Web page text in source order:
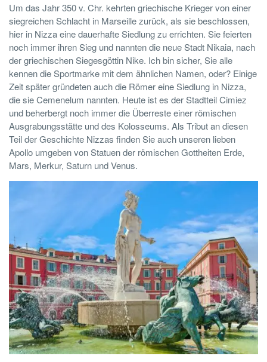
Um das Jahr 350 v. Chr. kehrten griechische Krieger von einer
siegreichen Schlacht in Marseille zurück, als sie beschlossen,
hier in Nizza eine dauerhafte Siedlung zu errichten. Sie feierten
noch immer ihren Sieg und nannten die neue Stadt Nikaia, nach
der griechischen Siegesgöttin Nike. Ich bin sicher, Sie alle
kennen die Sportmarke mit dem ähnlichen Namen, oder? Einige
Zeit später gründeten auch die Römer eine Siedlung in Nizza,
die sie Cemenelum nannten. Heute ist es der Stadtteil Cimiez
und beherbergt noch immer die Überreste einer römischen
Ausgrabungsstätte und des Kolosseums. Als Tribut an diesen
Teil der Geschichte Nizzas finden Sie auch unseren lieben
Apollo umgeben von Statuen der römischen Gottheiten Erde,
Mars, Merkur, Saturn und Venus.